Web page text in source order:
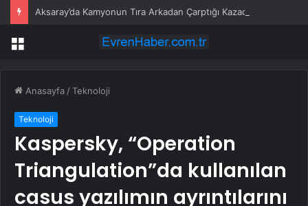
Menü
Anasayfa /Teknoloji
Teknoloji
Kaspersky, “Operation
Triangulation”da kullanılan
casus yazılımın ayrıntılarını